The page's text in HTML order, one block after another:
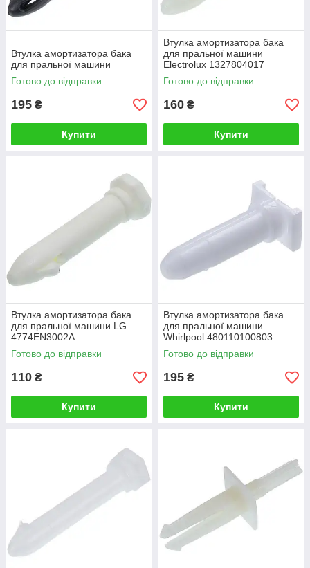
Втулка амортизатора бака
для пральної машини
Готово до відправки
195 ₴
Купити
Втулка амортизатора бака
для пральної машини
Electrolux 1327804017
Готово до відправки
160 ₴
Купити
Втулка амортизатора бака
для пральної машини LG
4774EN3002A
Готово до відправки
110 ₴
Купити
Втулка амортизатора бака
для пральної машини
Whirlpool 480110100803
Готово до відправки
195 ₴
Купити